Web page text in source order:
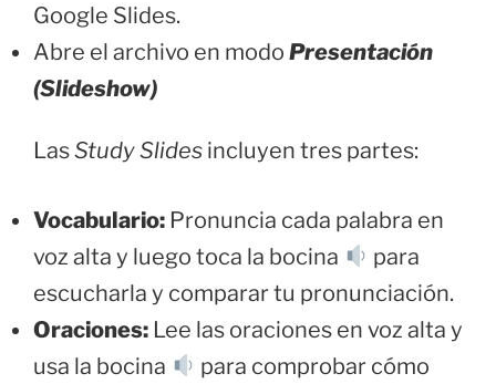
Google Slides.
Abre el archivo en modo Presentación
(Slideshow)
LasStudy Slides incluyen tres partes:
Vocabulario: Pronuncia cada palabra en
voz alta y luego toca la bocina
para
escucharla y comparar tu pronunciación.
Oraciones: Lee las oraciones en voz alta y
usa la bocina
para comprobar cómo